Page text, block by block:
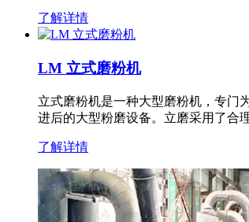
了解详情
LM 立式磨粉机
立式磨粉机是一种大型磨粉机，专门
进后的大型粉磨设备。立磨采用了合
了解详情